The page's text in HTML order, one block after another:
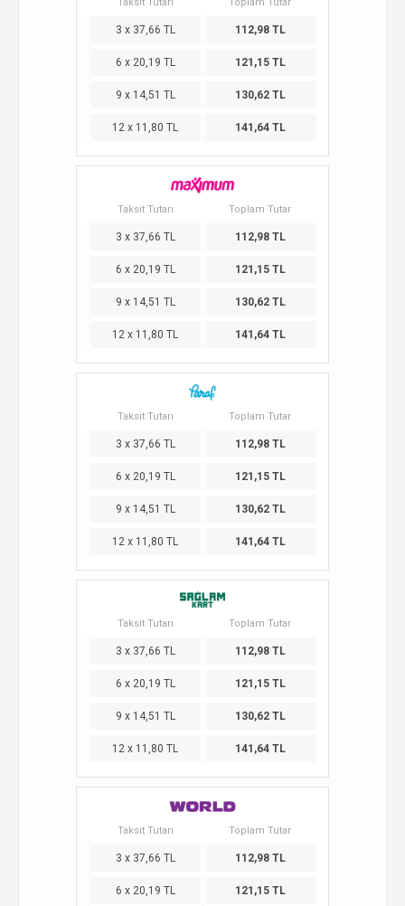
3 x 37,66 TL 112,98 TL
6 x 20,19 TL 121,15 TL
9 x 14,51 TL 130,62 TL
12 x 11,80 TL 141,64 TL
Taksit Tutarı Toplam Tutar
3 x 37,66 TL 112,98 TL
6 x 20,19 TL 121,15 TL
9 x 14,51 TL 130,62 TL
12 x 11,80 TL 141,64 TL
Taksit Tutarı Toplam Tutar
3 x 37,66 TL 112,98 TL
6 x 20,19 TL 121,15 TL
9 x 14,51 TL 130,62 TL
12 x 11,80 TL 141,64 TL
Taksit Tutarı Toplam Tutar
3 x 37,66 TL 112,98 TL
6 x 20,19 TL 121,15 TL
9 x 14,51 TL 130,62 TL
12 x 11,80 TL 141,64 TL
Taksit Tutarı Toplam Tutar
3 x 37,66 TL 112,98 TL
6 x 20,19 TL 121,15 TL